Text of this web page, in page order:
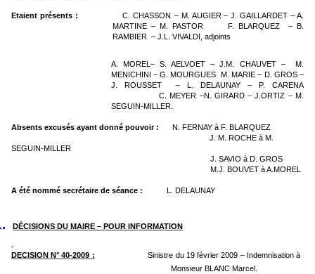
Etaient présents : C. CHASSON – M. AUGIER – J. GAILLARDET – A.
MARTINE – M. PASTOR
F. BLARQUEZ
– B.
RAMBIER – J.L. VIVALDI, adjoints
A. MOREL– S. AELVOET – J.M. CHAUVET –
M.
MENICHINI – G. MOURGUES M. MARIE – D. GROS –
J. ROUSSET
– L. DELAUNAY – P. CARENA
C. MEYER –N. GIRARD – J.ORTIZ – M.
SEGUIN-MILLER.
Absents excusés ayant donné pouvoir :
N. FERNAY à F. BLARQUEZ
J. M. ROCHE à M.
SEGUIN-MILLER
J. SAVIO à D. GROS
M.J. BOUVET à A.MOREL
A été nommé secrétaire de séance : L. DELAUNAY
DÉCISIONS DU MAIRE – POUR INFORMATION
DECISION N° 40-2009 :
Sinistre du 19 février 2009 – Indemnisation à
Monsieur BLANC Marcel.